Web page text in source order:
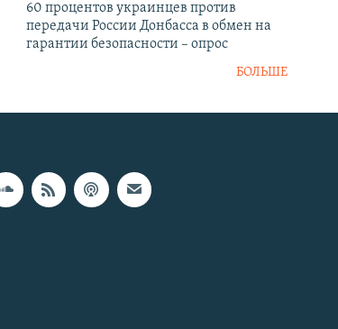
60 процентов украинцев против
передачи России Донбасса в обмен на
гарантии безопасности – опрос
БОЛЬШЕ